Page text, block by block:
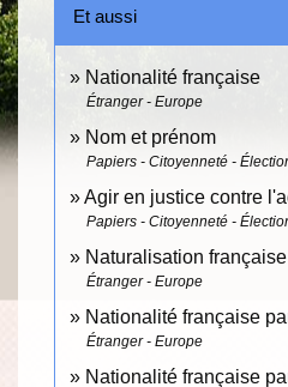
Et aussi
Nationalité française
Étranger - Europe
Nom et prénom
Papiers - Citoyenneté -
Agir en justice contre
Papiers - Citoyenneté -
Naturalisation
Étranger - Europe
Nationalité française
Étranger - Europe
Nationalité française